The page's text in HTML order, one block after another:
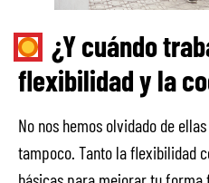
¿Y cuándo
flexibilidad y la
No nos hemos olvidado de
tampoco. Tanto la flexibilidad